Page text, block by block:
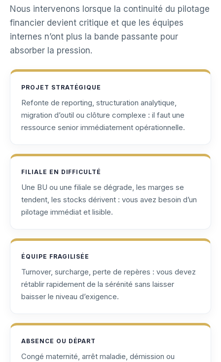
Nous intervenons lorsque la continuité du pilotage
financier devient critique et que les équipes
internes n’ont plus la bande passante pour
absorber la pression.
PROJET STRATÉGIQUE
Refonte de reporting, structuration analytique,
migration d’outil ou clôture complexe : il faut une
ressource senior immédiatement opérationnelle.
FILIALE EN DIFFICULTÉ
Une BU ou une filiale se dégrade, les marges se
tendent, les stocks dérivent : vous avez besoin d’un
pilotage immédiat et lisible.
ÉQUIPE FRAGILISÉE
Turnover, surcharge, perte de repères : vous devez
rétablir rapidement de la sérénité sans laisser
baisser le niveau d’exigence.
ABSENCE OU DÉPART
Congé maternité, arrêt maladie, démission ou